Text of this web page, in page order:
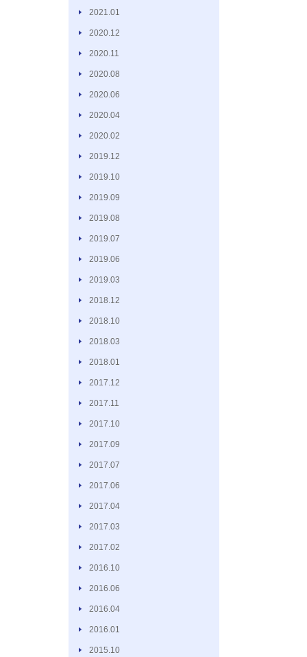
2021.01
2020.12
2020.11
2020.08
2020.06
2020.04
2020.02
2019.12
2019.10
2019.09
2019.08
2019.07
2019.06
2019.03
2018.12
2018.10
2018.03
2018.01
2017.12
2017.11
2017.10
2017.09
2017.07
2017.06
2017.04
2017.03
2017.02
2016.10
2016.06
2016.04
2016.01
2015.10